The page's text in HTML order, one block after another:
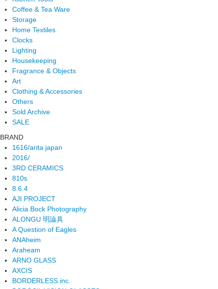
Coffee & Tea Ware
Storage
Home Textiles
Clocks
Lighting
Housekeeping
Fragrance & Objects
Art
Clothing & Accessories
Others
Sold Archive
SALE
BRAND
1616/arita japan
2016/
3RD CERAMICS
810s
8.6.4
AJI PROJECT
Alicia Bock Photography
ALONGU 明論具
A Question of Eagles
ANAheim
Araheam
ARNO GLASS
AXCIS
BORDERLESS inc.